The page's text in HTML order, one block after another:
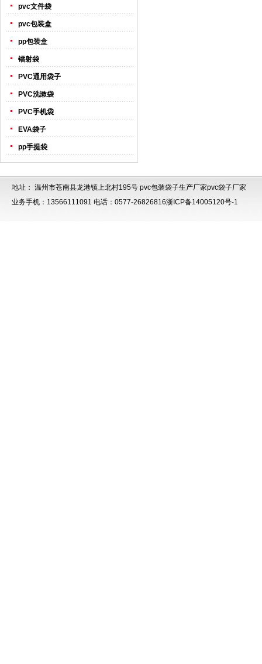
pvc文件袋
pvc包装盒
pp包装盒
镭射袋
PVC通用袋子
PVC洗漱袋
PVC手机袋
EVA袋子
pp手提袋
地址： 温州市苍南县龙港镇上北村195号 pvc包装袋子生产厂家pvc袋子厂家
业务手机：13566111091 电话：0577-26826816浙ICP备14005120号-1